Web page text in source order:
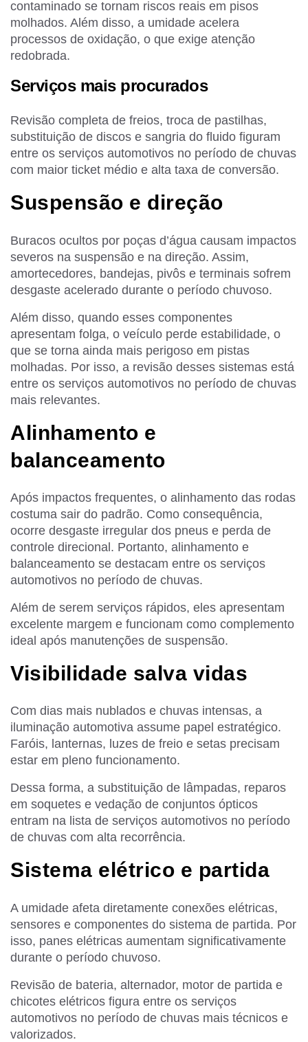
contaminado se tornam riscos reais em pisos
molhados. Além disso, a umidade acelera
processos de oxidação, o que exige atenção
redobrada.
Serviços mais procurados
Revisão completa de freios, troca de pastilhas,
substituição de discos e sangria do fluido figuram
entre os serviços automotivos no período de chuvas
com maior ticket médio e alta taxa de conversão.
Suspensão e direção
Buracos ocultos por poças d’água causam impactos
severos na suspensão e na direção. Assim,
amortecedores, bandejas, pivôs e terminais sofrem
desgaste acelerado durante o período chuvoso.
Além disso, quando esses componentes
apresentam folga, o veículo perde estabilidade, o
que se torna ainda mais perigoso em pistas
molhadas. Por isso, a revisão desses sistemas está
entre os serviços automotivos no período de chuvas
mais relevantes.
Alinhamento e
balanceamento
Após impactos frequentes, o alinhamento das rodas
costuma sair do padrão. Como consequência,
ocorre desgaste irregular dos pneus e perda de
controle direcional. Portanto, alinhamento e
balanceamento se destacam entre os serviços
automotivos no período de chuvas.
Além de serem serviços rápidos, eles apresentam
excelente margem e funcionam como complemento
ideal após manutenções de suspensão.
Visibilidade salva vidas
Com dias mais nublados e chuvas intensas, a
iluminação automotiva assume papel estratégico.
Faróis, lanternas, luzes de freio e setas precisam
estar em pleno funcionamento.
Dessa forma, a substituição de lâmpadas, reparos
em soquetes e vedação de conjuntos ópticos
entram na lista de serviços automotivos no período
de chuvas com alta recorrência.
Sistema elétrico e partida
A umidade afeta diretamente conexões elétricas,
sensores e componentes do sistema de partida. Por
isso, panes elétricas aumentam significativamente
durante o período chuvoso.
Revisão de bateria, alternador, motor de partida e
chicotes elétricos figura entre os serviços
automotivos no período de chuvas mais técnicos e
valorizados.